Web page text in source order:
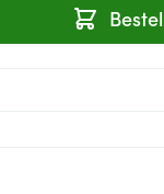
Bestel